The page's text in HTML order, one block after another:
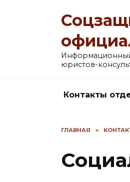
юристов-
Контакты
ГЛАВНАЯ »